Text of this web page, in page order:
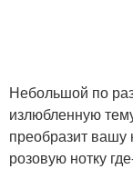
Небольшой по
излюбленную
преобразит вашу
розовую нотку